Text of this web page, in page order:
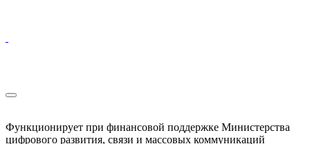
Функционирует при финансовой поддержке Министерства
цифрового развития, связи и массовых коммуникаций